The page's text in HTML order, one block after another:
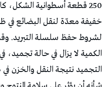
250 قطعة أسطوانية
خفيفة معدّة لنقل البضائع في
لشروط حفظ سلسلة التبريد. وقد
الكمية لا يزال في حالة تجميد،
التجميد نتيجة النقل والخزن